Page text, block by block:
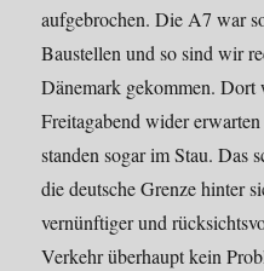
aufgebrochen. Die A7 war
Baustellen und so sind wir
Dänemark gekommen. Dort
Freitagabend wider
standen sogar im Stau. Das
die deutsche Grenze hinter
vernünftiger und
Verkehr überhaupt kein